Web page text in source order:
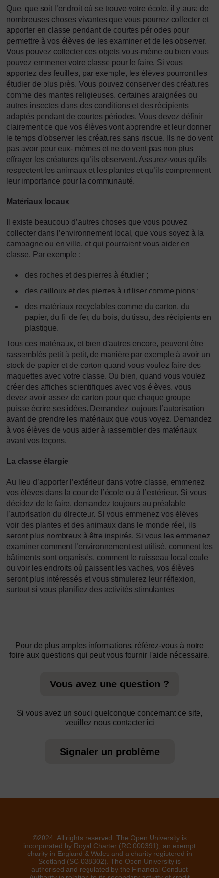
Quel que soit l’endroit où se trouve votre école, il y aura de
nombreuses choses vivantes que vous pourrez collecter et
apporter en classe pendant de courtes périodes pour
permettre à vos élèves de les examiner et de les observer.
Vous pouvez collecter ces objets vous-même ou bien vous
pouvez emmener votre classe pour le faire. Si vous
apportez des feuilles, par exemple, les élèves pourront les
étudier de plus près. Vous pouvez conserver des créatures
comme des mantes religieuses, certaines araignées ou
autres insectes dans des conditions et des récipients
adaptés pendant de courtes périodes. Vous devez définir
clairement ce que vos élèves vont apprendre et leur donner
le temps d’observer les créatures sans risque. Ils ne doivent
pas avoir peur eux- mêmes et ne doivent pas non plus
effrayer les créatures qu’ils observent. Assurez-vous qu’ils
respectent les animaux et les plantes et qu’ils comprennent
leur importance pour la communauté.
Matériaux locaux
Il existe beaucoup d’autres choses que vous pouvez
collecter dans l’environnement local, que vous soyez à la
campagne ou en ville, et qui pourraient vous aider en
classe. Par exemple :
des roches et des pierres à étudier ;
des cailloux et des pierres à utiliser comme pions ;
des matériaux recyclables comme du carton, du
papier, du fil de fer, du bois, du tissu, des récipients en
plastique.
Tous ces matériaux, et bien d’autres encore, peuvent être
rassemblés petit à petit, de manière par exemple à avoir un
stock de papier et de carton quand vous voulez faire des
maquettes avec votre classe. Ou bien, quand vous voulez
créer des affiches scientifiques avec vos élèves, vous
devez avoir assez de carton pour que chaque groupe
puisse écrire ses idées. Demandez toujours l’autorisation
avant de prendre les matériaux que vous voyez. Demandez
à vos élèves de vous aider à rassembler des matériaux
avant vos leçons.
La classe élargie
Au lieu d’apporter l’extérieur dans votre classe, emmenez
vos élèves dans la cour de l’école ou à l’extérieur. Si vous
décidez de le faire, demandez toujours au préalable
l’autorisation du directeur. Si vous emmenez vos élèves
voir des plantes et des animaux dans le monde réel, ils
seront plus nombreux à être inspirés. Si vous les emmenez
examiner comment l’environnement est utilisé, comment les
bâtiments sont organisés, comment le ruisseau local coule
ou voir les endroits où paissent les vaches, vos élèves
seront plus intéressés et vous stimulerez leur réflexion,
surtout si vous planifiez des activités stimulantes.
Pour de plus amples informations, référez-vous à notre
foire aux questions qui peut vous fournir l'aide nécessaire.
Vous avez une question ?
Si vous avez un souci quelconque concernant ce site,
veuillez nous contacter ici
Signaler un problème
©2024. All rights reserved. The Open University is
incorporated by Royal Charter (RC 000391), an exempt
charity in England & Wales and a charity registered in
Scotland (SC 038302). The Open University is
authorised and regulated by the Financial Conduct